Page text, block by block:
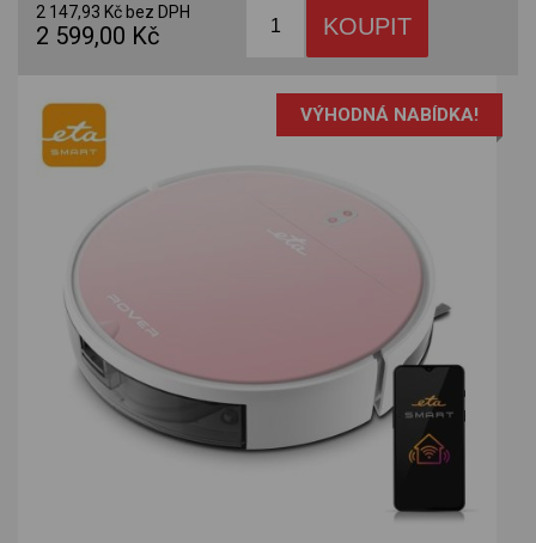
2 147,93 Kč bez DPH
2 599,00 Kč
VÝHODNÁ NABÍDKA!